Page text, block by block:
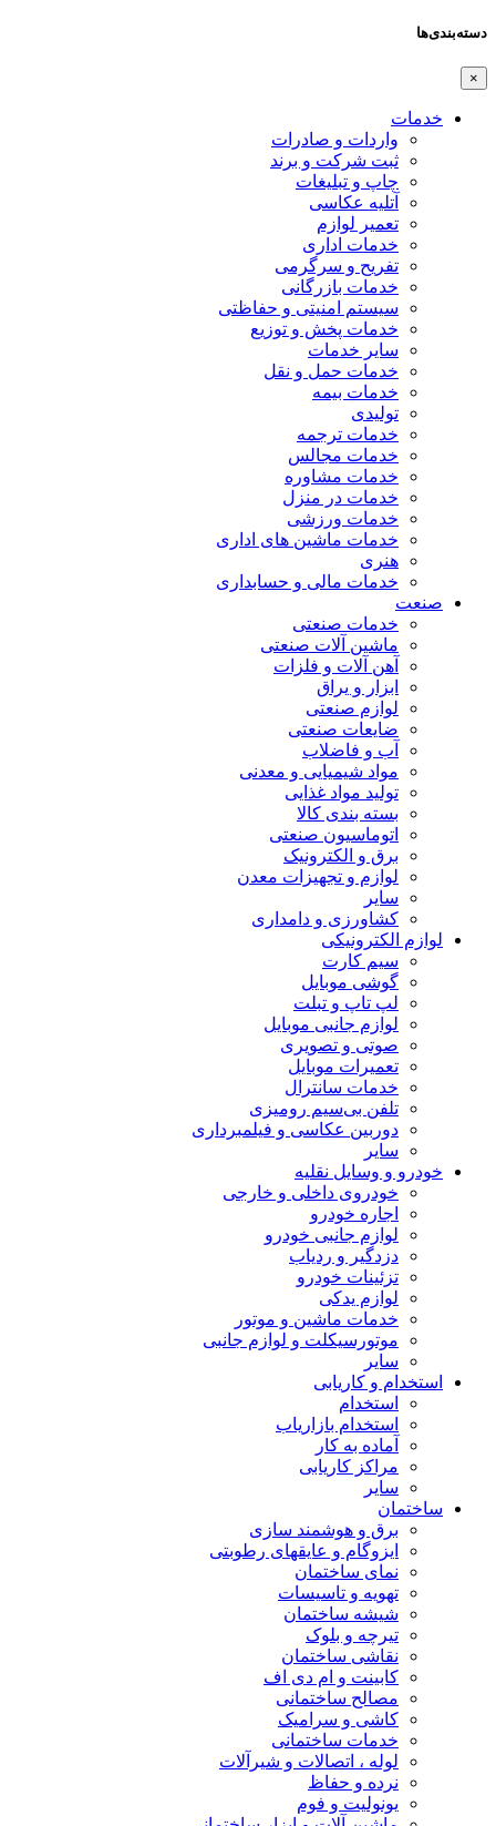
دسته‌بندی‌ها
×
خدمات
واردات و صادرات
ثبت شرکت و برند
چاپ و تبلیغات
آتلیه عکاسی
تعمیر لوازم
خدمات اداری
تفریح و سرگرمی
خدمات بازرگانی
سیستم امنیتی و حفاظتی
خدمات پخش و توزیع
سایر خدمات
خدمات حمل و نقل
خدمات بیمه
تولیدی
خدمات ترجمه
خدمات مجالس
خدمات مشاوره
خدمات در منزل
خدمات ورزشی
خدمات ماشین های اداری
هنری
خدمات مالی و حسابداری
صنعت
خدمات صنعتی
ماشین آلات صنعتی
آهن آلات و فلزات
ابزار و یراق
لوازم صنعتی
ضایعات صنعتی
آب و فاضلاب
مواد شیمیایی و معدنی
تولید مواد غذایی
بسته بندی کالا
اتوماسیون صنعتی
برق و الکترونیک
لوازم و تجهیزات معدن
سایر
کشاورزی و دامداری
لوازم الکترونیکی
سیم کارت
گوشی موبایل
لپ تاپ و تبلت
لوازم جانبی موبایل
صوتی و تصویری
تعمیرات موبایل
خدمات سانترال
تلفن بی‌سیم رومیزی
دوربین عکاسی و فیلمبرداری
سایر
خودرو و وسایل نقلیه
خودروی داخلی و خارجی
اجاره خودرو
لوازم جانبی خودرو
دزدگیر و ردیاب
تزئینات خودرو
لوازم یدکی
خدمات ماشین و موتور
موتورسیکلت و لوازم جانبی
سایر
استخدام و کاریابی
استخدام
استخدام بازاریاب
آماده به کار
مراکز کاریابی
سایر
ساختمان
برق و هوشمند سازی
ایزوگام و عایقهای رطوبتی
نمای ساختمان
تهویه و تاسیسات
شیشه ساختمان
تیرچه و بلوک
نقاشی ساختمان
کابینت و ام دی اف
مصالح ساختمانی
کاشی و سرامیک
خدمات ساختمانی
لوله ، اتصالات و شیرآلات
نرده و حفاظ
یونولیت و فوم